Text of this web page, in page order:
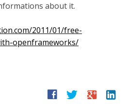
about it.
2011/01/free-
openframeworks/
facebook twitter google linkedin